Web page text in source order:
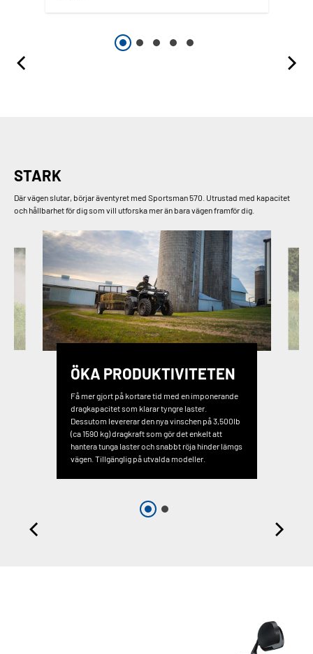
STARK
Där vägen slutar, börjar äventyret med Sportsman 570. Utrustad med kapacitet
och hållbarhet för dig som vill utforska mer än bara vägen framför dig.
ÖKA PRODUKTIVITETEN
Få mer gjort på kortare tid med en imponerande
dragkapacitet som klarar tyngre laster.
Dessutom levererar den nya vinschen på 3,500lb
(ca 1590 kg) dragkraft som gör det enkelt att
hantera tunga laster och snabbt röja hinder lämgs
vägen. Tillgänglig på utvalda modeller.